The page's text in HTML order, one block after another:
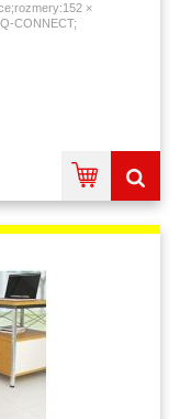
×
CONNECT;